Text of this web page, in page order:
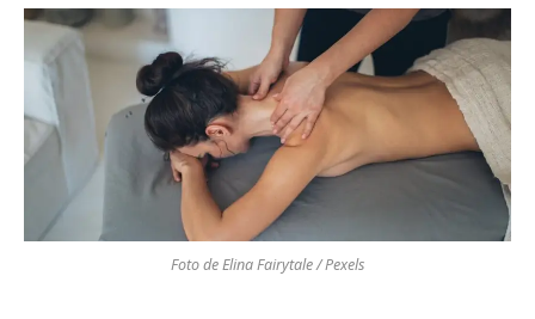
Foto de Elina Fairytale / Pexels